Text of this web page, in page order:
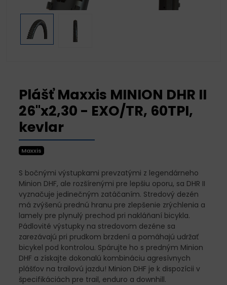
Plášť Maxxis MINION DHR II
26"x2,30 - EXO/TR, 60TPI,
kevlar
Maxxis
S bočnými výstupkami prevzatými z legendárneho
Minion DHF, ale rozšírenými pre lepšiu oporu, sa DHR II
vyznačuje jedinečným zatáčaním. Stredový dezén
má zvýšenú prednú hranu pre zlepšenie zrýchlenia a
lamely pre plynulý prechod pri nakláňaní bicykla.
Pádlovité výstupky na stredovom dezéne sa
zarezávajú pri prudkom brzdení a pomáhajú udržať
bicykel pod kontrolou. Spárujte ho s predným Minion
DHF a získajte dokonalú kombináciu agresívnych
plášťov na trailovú jazdu! Minion DHF je k dispozícii v
špecifikáciách pre trail, enduro a downhill.